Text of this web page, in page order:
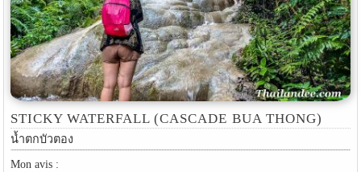
STICKY WATERFALL (CASCADE BUA THONG)
น้ำตกบัวตอง
Mon avis :